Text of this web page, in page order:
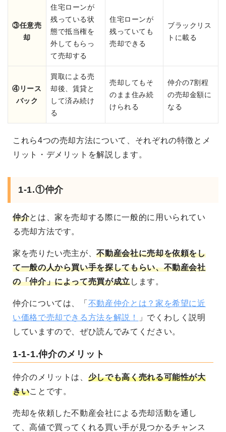
③任意売
却
住宅ローンが
残っている状
態で抵当権を
外してもらっ
て売却する
住宅ローンが
残っていても
売却できる
ブラックリス
トに載る
④リース
バック
買取による売
却後、賃貸と
して済み続け
る
売却してもそ
のまま住み続
けられる
仲介の7割程
の売却金額に
なる
これら4つの売却方法について、それぞれの特徴とメ
リット・デメリットを解説します。
1-1.①仲介
仲介とは、家を売却する際に一般的に用いられてい
る売却方法です。
家を売りたい売主が、不動産会社に売却を依頼をし
て一般の人から買い手を探してもらい、不動産会社
の「仲介」によって売買が成立します。
仲介については、「 不動産仲介とは？家を希望に近
い価格で売却できる方法を解説！
」でくわしく説明
していますので、ぜひ読んでみてください。
1-1-1.仲介のメリット
仲介のメリットは、 少しでも高く売れる可能性が大
きいことです。
売却を依頼した不動産会社による売却活動を通し
て、高値で買ってくれる買い手が見つかるチャンス